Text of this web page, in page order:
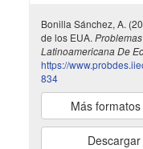
Bonilla Sánchez, A.
de los EUA.
Latinoamericana De
https://
834
Más